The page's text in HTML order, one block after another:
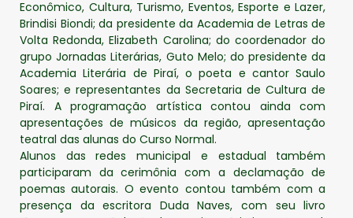
Econômico, Cultura, Turismo, Eventos, Esporte e Lazer,
Brindisi Biondi; da presidente da Academia de Letras de
Volta Redonda, Elizabeth Carolina; do coordenador do
grupo Jornadas Literárias, Guto Melo; do presidente da
Academia Literária de Piraí, o poeta e cantor Saulo
Soares; e representantes da Secretaria de Cultura de
Piraí. A programação artística contou ainda com
apresentações de músicos da região, apresentação
teatral das alunas do Curso Normal.
Alunos das redes municipal e estadual também
participaram da cerimônia com a declamação de
poemas autorais. O evento contou também com a
presença da escritora Duda Naves, com seu livro